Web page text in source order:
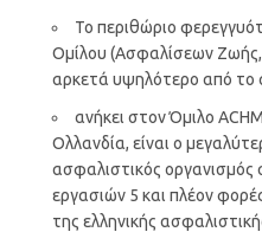
Το περιθώριο
Ομίλου (Ασφαλίσεων Ζωής,
αρκετά υψηλότερο από το
ανήκει στον Όμιλο
Ολλανδία, είναι ο
ασφαλιστικός οργανισμός
εργασιών 5 και πλέον
της ελληνικής